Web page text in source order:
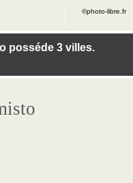
posséde 3 villes.
©photo-libre.fr